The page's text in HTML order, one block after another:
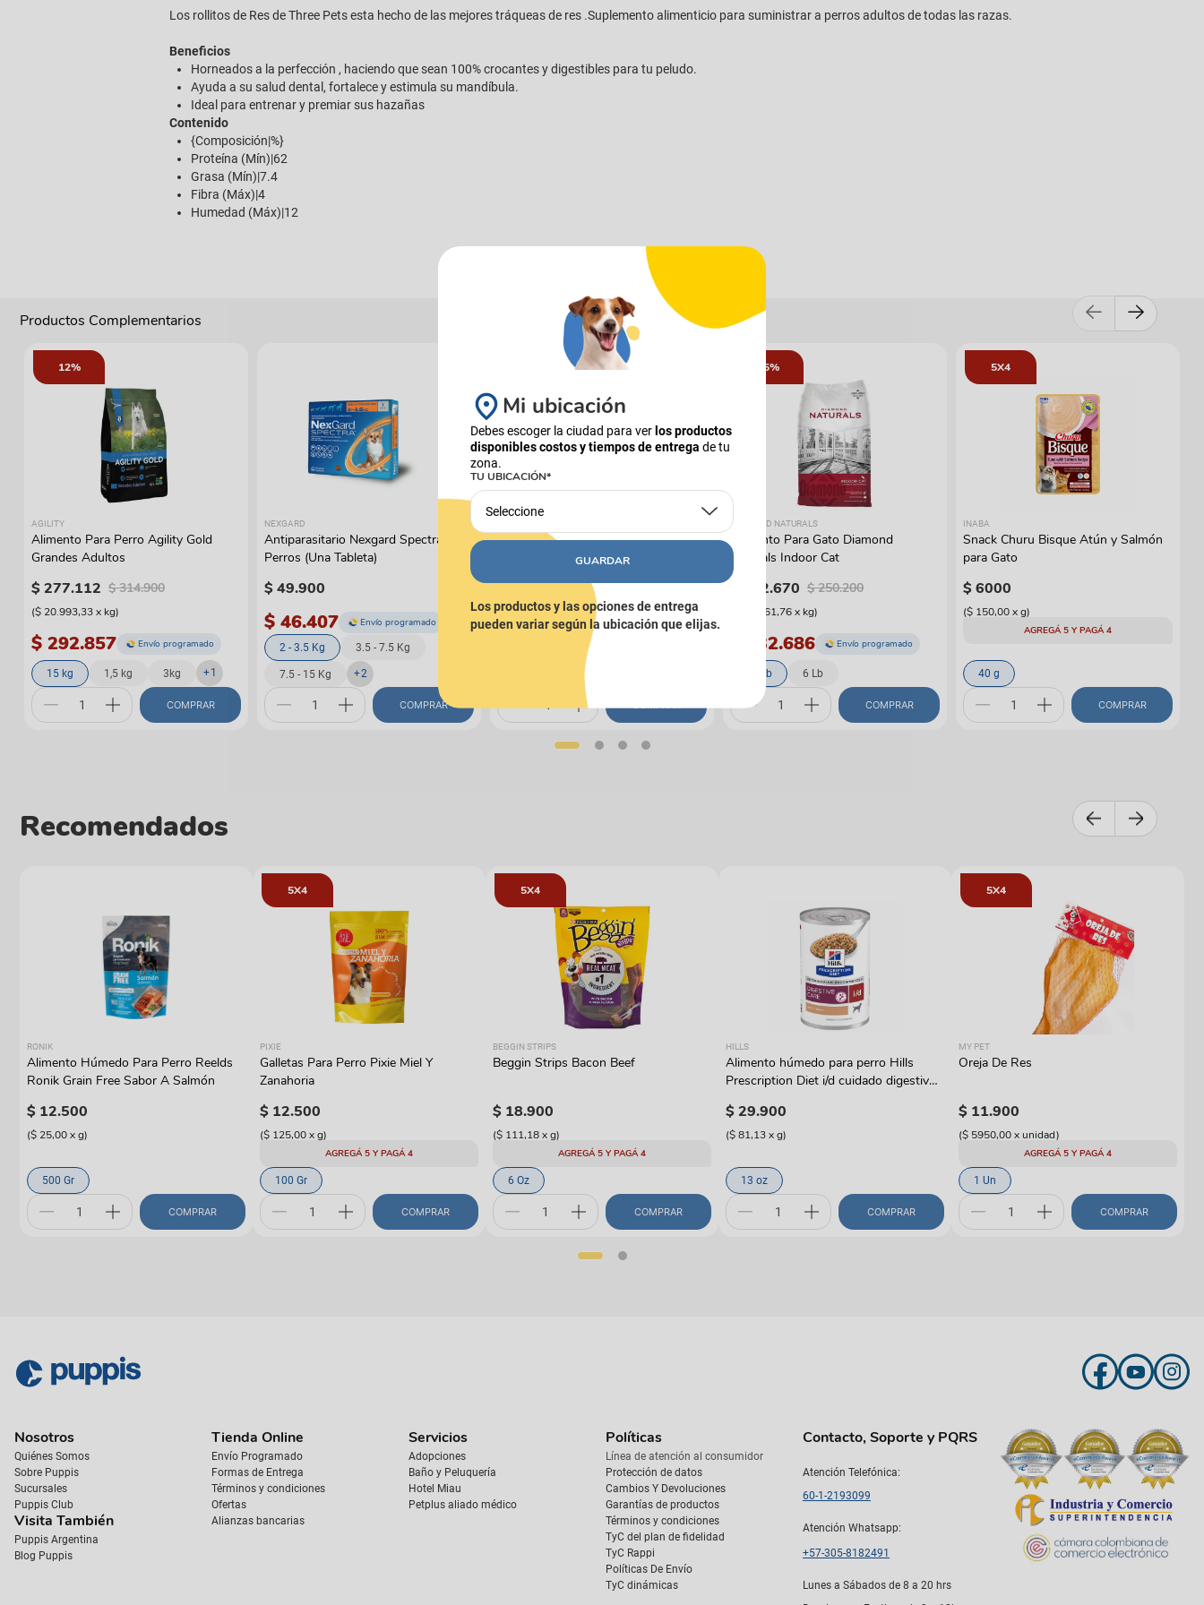
Los rollitos de Res de Three Pets esta hecho de las mejores tráqueas de res .Suplemento alimenticio para suministrar a perros adultos de todas las razas.
Beneficios
Horneados a la perfección , haciendo que sean 100% crocantes y digestibles para tu peludo.
Ayuda a su salud dental, fortalece y estimula su mandíbula.
Ideal para entrenar y premiar sus hazañas
Contenido
{Composición|%}
Proteína (Mín)|62
Grasa (Mín)|7.4
Fibra (Máx)|4
Humedad (Máx)|12
Productos Complementarios
12%
AGILITY
Alimento Para Perro Agility Gold
Grandes Adultos
$277.112 $ 314.900
($ 20.993,33x kg)
$ 292.857 Envío programado
15 kg 1,5 kg 3kg +1
COMPRAR
NEXGARD
Antiparasitario Nexgard Spectra
Perros (Una Tableta)
$49.900
$ 46.407 Envío programado
2 - 3.5 Kg 3.5 - 7.5 Kg
7.5 - 15 Kg +2
COMPRAR
Antipulgas Nexgard Chewable Perros
$46.900
$ 43.617 Envío programado
4 - 10 Kg
+
15%
DIAMOND NATURALS
Alimento Para Gato Diamond
Naturals Indoor Cat
212.670 $ 250.200
$ 30.661,76x kg)
$ 232.686 Envío programado
18 Lb 6 Lb
COMPRAR
5X4
INABA
Snack Churu Bisque Atún y Salmón
para Gato
$6000
($ 150,00xg)
AGREGÁ 5 Y PAGÁ 4
40 g
COMPRAR
Recomendados
RONIK
Alimento Húmedo Para Perro Reelds
Ronik Grain Free Sabor A Salmón
$ 12.500
($ 25,00xg)
500 Gr
COMPRAR
5X4
PIXIE
Galletas Para Perro Pixie Miel Y
Zanahoria
$ 12.500
($ 125,00xg)
AGREGÁ 5 Y PAGÁ 4
100 Gr
COMPRAR
5X4
BEGGIN STRIPS
Beggin Strips Bacon Beef
$ 18.900
($ 111,18xg)
AGREGÁ 5 Y PAGÁ 4
6 Oz
COMPRAR
HILLS
Alimento húmedo para perro Hills
Prescription Diet i/d cuidado digestivo
$29.900
($ 81,13xg)
13 oz
COMPRAR
5X4
MY PET
Oreja De Res
$ 11.900
($ 5950,00xunidad)
AGREGÁ 5 Y PAGÁ 4
1 Un
COMPRAR
Nosotros
Quiénes Somos
Sobre Puppis
Sucursales
Puppis Club
Visita También
Puppis Argentina
Blog Puppis
Tienda Online
Envío Programado
Formas de Entrega
Términos y condiciones
Ofertas
Alianzas bancarias
Servicios
Adopciones
Baño y Peluquería
Hotel Miau
Petplus aliado médico
Políticas
Línea de atención al consumidor
Protección de datos
Cambios Y Devoluciones
Garantías de productos
Términos y condiciones
TyC del plan de fidelidad
TyC Rappi
Políticas De Envío
TyC dinámicas
Contacto, Soporte y PQRS
Atención Telefónica:
60-1-2193099
Atención Whatsapp:
+57-305-8182491
Lunes a Sábados de 8 a 20 hrs
Mi ubicación
Debes escoger la ciudad para verlos productos
disponibles costos y tiempos de entrega de tu
zona.
TU UBICACIÓN*
Seleccione
GUARDAR
Los productos y las opciones de entrega
pueden variar según la ubicación que elijas.